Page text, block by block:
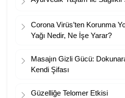
Corona Virüs’ten Korunma
Yağı Nedir, Ne İşe Yarar?
Masajın Gizli Gücü:
Kendi Şifası
Güzelliğe Telomer Etkisi